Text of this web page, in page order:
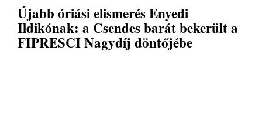
Újabb óriási elismerés Enyedi
Ildikónak: a Csendes barát bekerült a
FIPRESCI Nagydíj döntőjébe